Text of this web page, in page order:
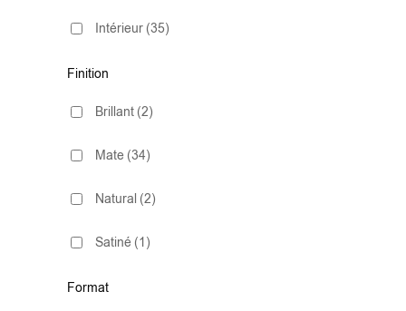
Intérieur (35)
Finition
Brillant (2)
Mate (34)
Natural (2)
Satiné (1)
Format